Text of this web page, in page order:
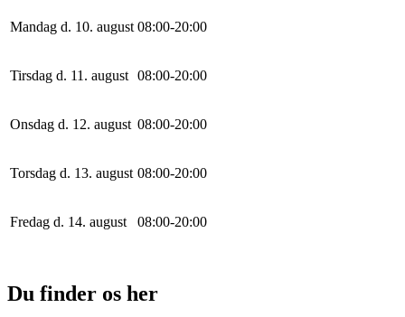
Mandag d. 10. august 08:00-20:00
Tirsdag d. 11. august 08:00-20:00
Onsdag d. 12. august 08:00-20:00
Torsdag d. 13. august 08:00-20:00
Fredag d. 14. august 08:00-20:00
Du finder os her